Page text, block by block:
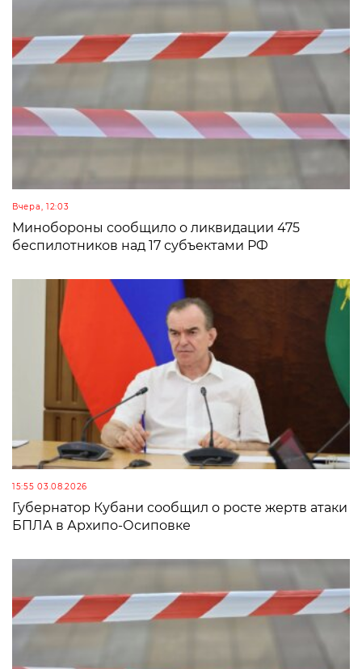
Вчера, 12:03
Минобороны сообщило о ликвидации 475
беспилотников над 17 субъектами РФ
15:55 03.08.2026
Губернатор Кубани сообщил о росте жертв атаки
БПЛА в Архипо-Осиповке